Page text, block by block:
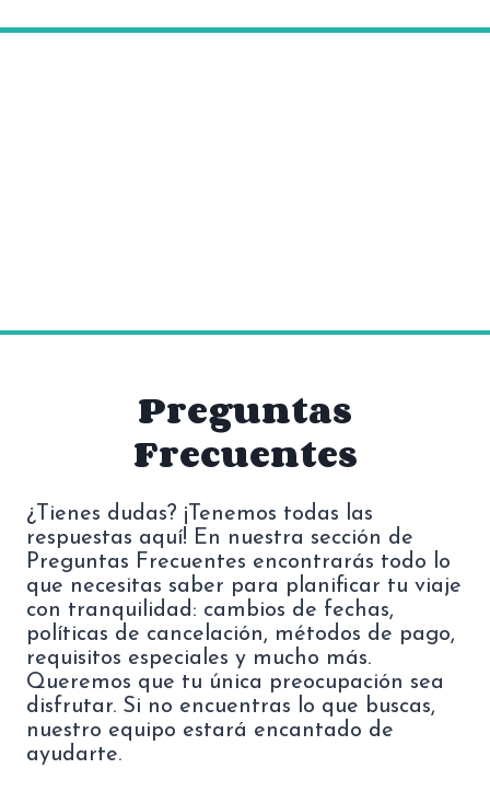
Preguntas
Frecuentes
¿Tienes dudas? ¡Tenemos todas las
respuestas aquí! En nuestra sección de
Preguntas Frecuentes encontrarás todo lo
que necesitas saber para planificar tu viaje
con tranquilidad: cambios de fechas,
políticas de cancelación, métodos de pago,
requisitos especiales y mucho más.
Queremos que tu única preocupación sea
disfrutar. Si no encuentras lo que buscas,
nuestro equipo estará encantado de
ayudarte.